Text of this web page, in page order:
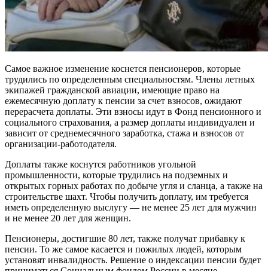
Самое важное изменение коснется пенсионеров, которые
трудились по определенным специальностям. Члены летных
экипажей гражданской авиации, имеющие право на
ежемесячную доплату к пенсии за счет взносов, ожидают
перерасчета доплаты. Эти взносы идут в Фонд пенсионного и
социального страхования, а размер доплаты индивидуален и
зависит от среднемесячного заработка, стажа и взносов от
организации-работодателя.
Доплаты также коснутся работников угольной
промышленности, которые трудились на подземных и
открытых горных работах по добыче угля и сланца, а также на
строительстве шахт. Чтобы получить доплату, им требуется
иметь определенную выслугу — не менее 25 лет для мужчин
и не менее 20 лет для женщин.
Пенсионеры, достигшие 80 лет, также получат прибавку к
пенсии. То же самое касается и пожилых людей, которым
установят инвалидность. Решение о индексации пенсии будет